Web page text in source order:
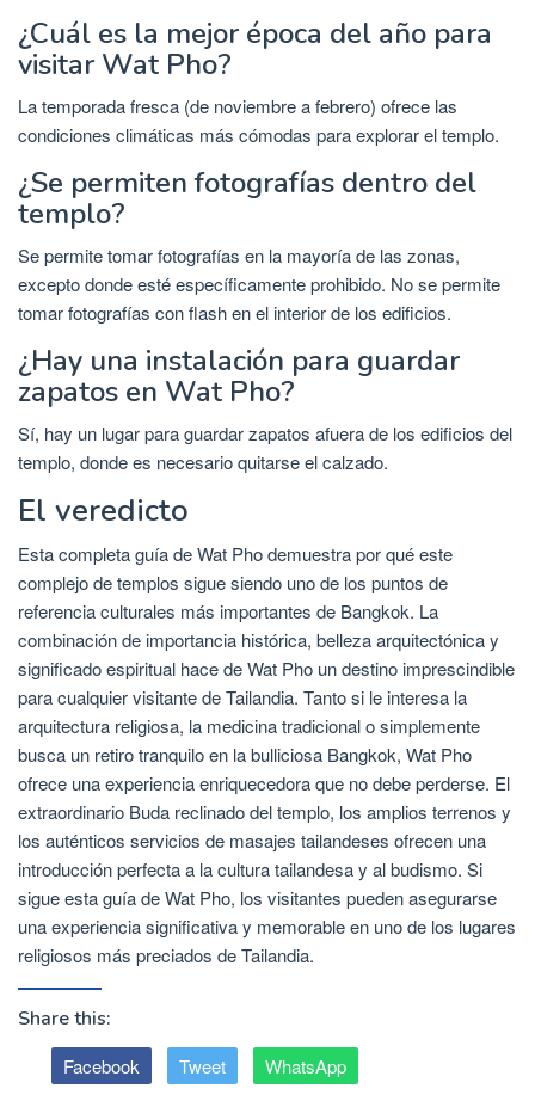
¿Cuál es la mejor época del año para
visitar Wat Pho?
La temporada fresca (de noviembre a febrero) ofrece las
condiciones climáticas más cómodas para explorar el templo.
¿Se permiten fotografías dentro del
templo?
Se permite tomar fotografías en la mayoría de las zonas,
excepto donde esté específicamente prohibido. No se permite
tomar fotografías con flash en el interior de los edificios.
¿Hay una instalación para guardar
zapatos en Wat Pho?
Sí, hay un lugar para guardar zapatos afuera de los edificios del
templo, donde es necesario quitarse el calzado.
El veredicto
Esta completa guía de Wat Pho demuestra por qué este
complejo de templos sigue siendo uno de los puntos de
referencia culturales más importantes de Bangkok. La
combinación de importancia histórica, belleza arquitectónica y
significado espiritual hace de Wat Pho un destino imprescindible
para cualquier visitante de Tailandia. Tanto si le interesa la
arquitectura religiosa, la medicina tradicional o simplemente
busca un retiro tranquilo en la bulliciosa Bangkok, Wat Pho
ofrece una experiencia enriquecedora que no debe perderse. El
extraordinario Buda reclinado del templo, los amplios terrenos y
los auténticos servicios de masajes tailandeses ofrecen una
introducción perfecta a la cultura tailandesa y al budismo. Si
sigue esta guía de Wat Pho, los visitantes pueden asegurarse
una experiencia significativa y memorable en uno de los lugares
religiosos más preciados de Tailandia.
Share this:
Facebook Tweet WhatsApp